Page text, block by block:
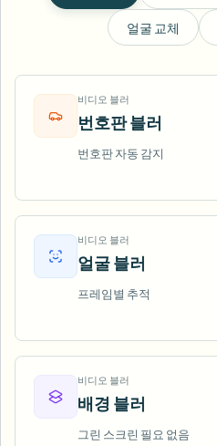
얼굴 교체
비디오 블러
번호판 블러
번호판 자동 감지
비디오 블러
얼굴 블러
프레임별 추적
비디오 블러
배경 블러
그린 스크린 필요 없음